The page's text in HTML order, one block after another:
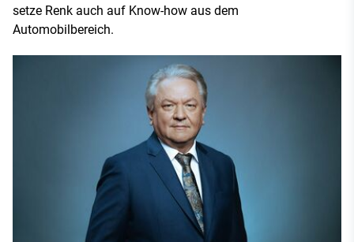
setze Renk auch auf Know-how aus dem
Automobilbereich.